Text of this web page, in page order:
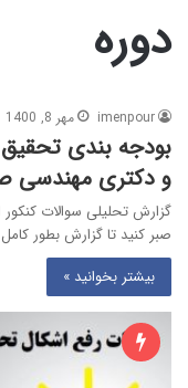
دوره
imenpour مهر 8, 1400
بودجه بندی
و دکتری مهندسی
صبر کنید تا گزارش بطور
بیشتر بخوانید »